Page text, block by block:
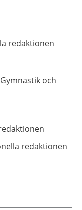
redaktionen
Gymnastik och
redaktionen